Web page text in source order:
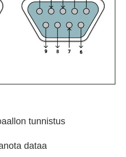
tunnistus
dataa